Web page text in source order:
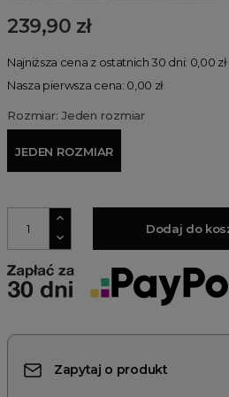
239,90 zł
Najniższa cena z ostatnich 30 dni: 0,00 zł
Nasza pierwsza cena: 0,00 zł
Rozmiar: Jeden rozmiar
JEDEN ROZMIAR
Dodaj do
Zapytaj o produkt